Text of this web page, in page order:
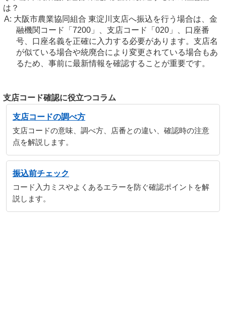
は？
大阪市農業協同組合 東淀川支店へ振込を行う場合は、金
融機関コード「7200」、支店コード「020」、口座番
号、口座名義を正確に入力する必要があります。支店名
が似ている場合や統廃合により変更されている場合もあ
るため、事前に最新情報を確認することが重要です。
支店コード確認に役立つコラム
支店コードの調べ方
支店コードの意味、調べ方、店番との違い、確認時の注意
点を解説します。
振込前チェック
コード入力ミスやよくあるエラーを防ぐ確認ポイントを解
説します。